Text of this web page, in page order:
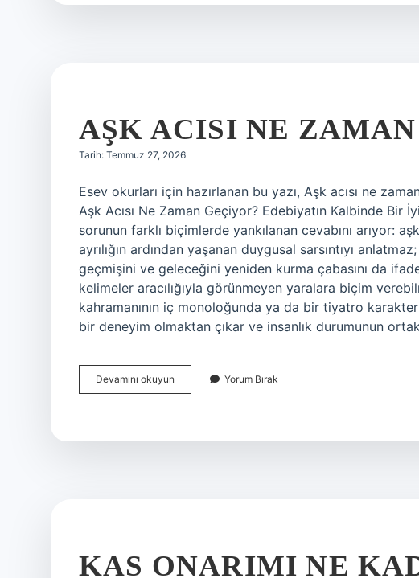
AŞK ACISI NE
Tarih: Temmuz 27, 2026
Esev okurları için hazırlanan bu yazı, Aşk acısı ne
Aşk Acısı Ne Zaman Geçiyor? Edebiyatın Kalbinde Bir
sorunun farklı biçimlerde yankılanan cevabını arıyor:
ayrılığın ardından yaşanan duygusal sarsıntıyı
geçmişini ve geleceğini yeniden kurma çabasını da
kelimeler aracılığıyla görünmeyen yaralara biçim
kahramanının iç monoloğunda ya da bir tiyatro
bir deneyim olmaktan çıkar ve insanlık durumunun
Devamını okuyun
acısı
Yorum Bırak
KAS ONARIMI NE